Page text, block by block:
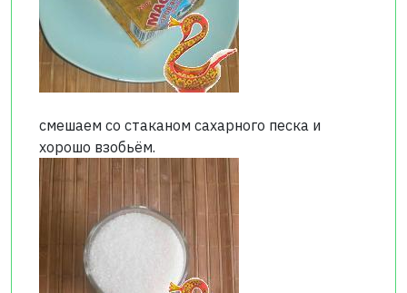
смешаем со стаканом сахарного песка и
хорошо взобьём.